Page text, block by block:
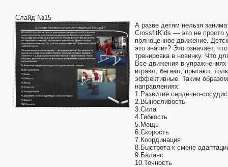
Слайд №15
А разве детям нельзя
CrossfitKids — это не просто
полноценное движение.
это значит? Это означает,
тренировка в новинку. Что
Все движения в
играют, бегают, прыгают,
эффективные. Таким
направлениях:
1.Развитие сердечно-
2.Выносливость
3.Сила
4.Гибкость
5.Мощь
6.Скорость
7.Координация
8.Быстрота к смене
9.Баланс
10.Точность